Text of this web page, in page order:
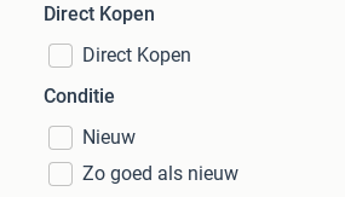
Direct Kopen
Direct Kopen
Conditie
Nieuw
Zo goed als nieuw